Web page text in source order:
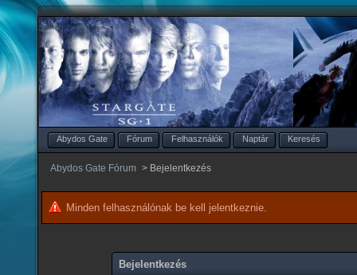
Abydos Gate Fórum Felhasználók Naptár Keresés
Abydos Gate Fórum > Bejelentkezés
Minden felhasználónak be kell jelentkeznie.
Bejelentkezés